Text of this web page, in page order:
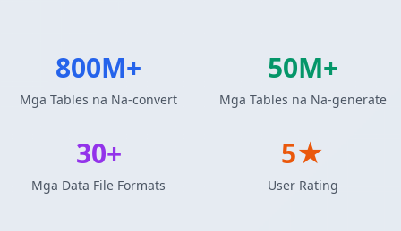
800M+
Mga Tables na Na-convert
50M+
Mga Tables na Na-generate
30+
Mga Data File Formats
5★
User Rating